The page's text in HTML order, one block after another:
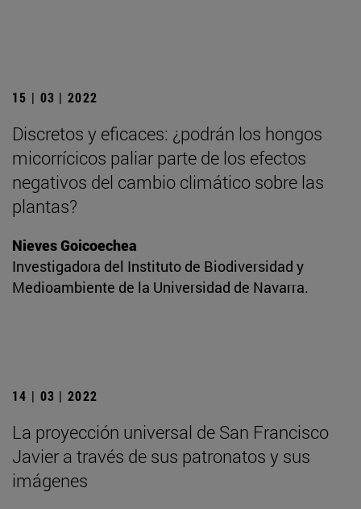
15 | 03 | 2022
Discretos y eficaces: ¿podrán los hongos
micorrícicos paliar parte de los efectos
negativos del cambio climático sobre las
plantas?
Nieves Goicoechea
Investigadora del Instituto de Biodiversidad y
Medioambiente de la Universidad de Navarra.
14 | 03 | 2022
La proyección universal de San Francisco
Javier a través de sus patronatos y sus
imágenes